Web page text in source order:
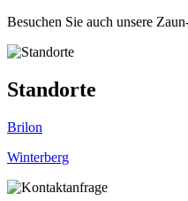
Besuchen Sie auch unsere
Standorte
Brilon
Winterberg